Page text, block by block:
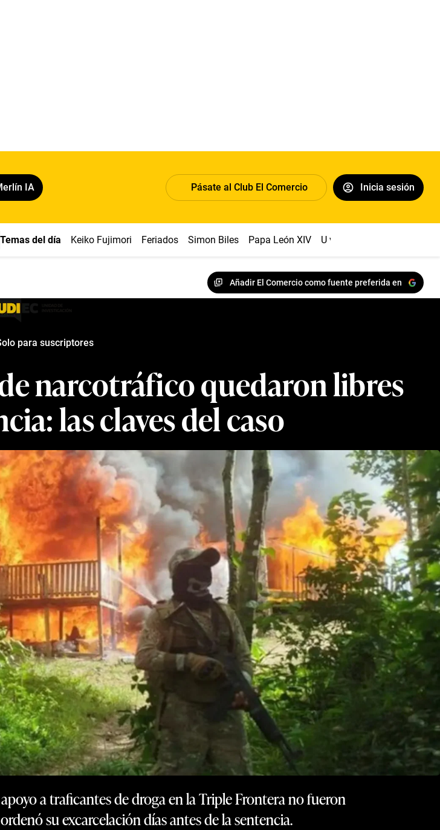
IA Pásate al Club El Comercio Inicia sesión
Temas del día Keiko Fujimori Feriados Simon Biles Papa León XIV U vs Cristal
Añadir El Comercio como fuente preferida en
para suscriptores
narcotráfico quedaron libres
las claves del caso
a traficantes de droga en la Triple Frontera no fueron
su excarcelación días antes de la sentencia.